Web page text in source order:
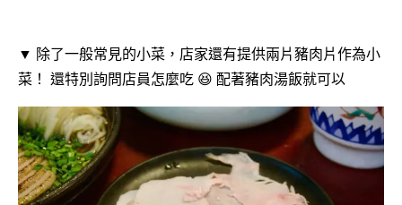
▼ 除了一般常見的小菜，店家還有提供兩片豬肉片作為小
菜！ 還特別詢問店員怎麼吃 😆 配著豬肉湯飯就可以